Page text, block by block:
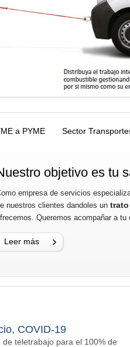
a PYME Sector
objetivo es tu
empresa de servicios
nuestros clientes dandoles un trato
Queremos acompañar a
Leer más
COVID-19
teletrabajo para el 100% de